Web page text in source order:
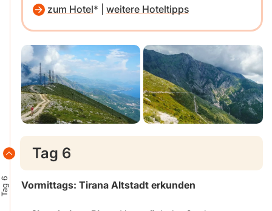
zum Hotel weitere Hoteltipps
Tag 6
Tag 6
Vormittags: Tirana Altstadt erkunden